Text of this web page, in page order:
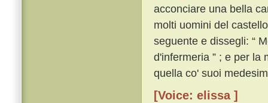
acconciare una bella
molti uomini del
seguente e dissegli: “
d'infermeria ” ; e per la
quella co' suoi
[Voice: elissa ]